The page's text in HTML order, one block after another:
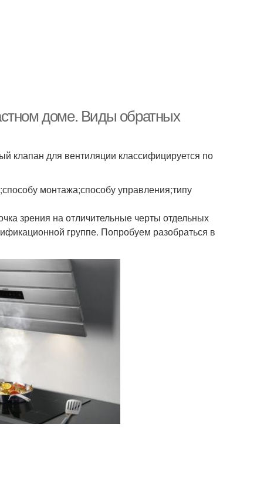
доме. Виды обратных
клапан для вентиляции классифицируется по
монтажа;способу управления;типу
зрения на отличительные черты отдельных
группе. Попробуем разобраться в